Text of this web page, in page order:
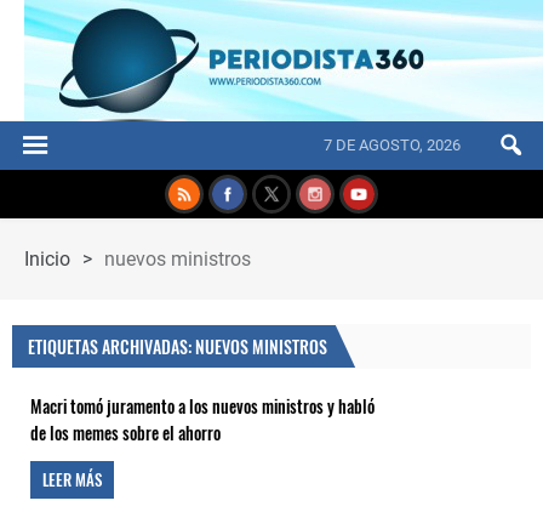
7 DE AGOSTO, 2026
Inicio > nuevos ministros
ETIQUETAS ARCHIVADAS: NUEVOS MINISTROS
Macri tomó juramento a los nuevos ministros y habló
de los memes sobre el ahorro
LEER MÁS